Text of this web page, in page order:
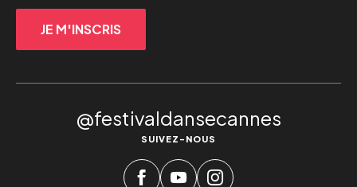
JE M'INSCRIS
@festivaldansecannes
SUIVEZ-NOUS